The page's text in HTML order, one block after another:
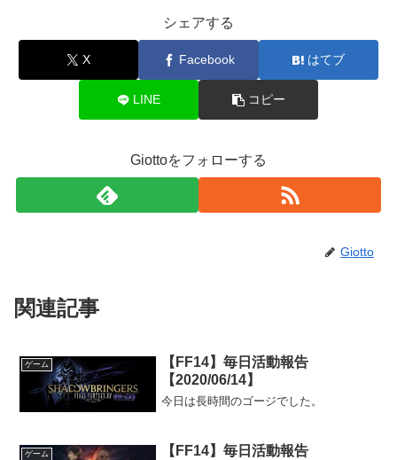
シェアする
X Facebook はてブ
LINE コピー
Giottoをフォローする
Giotto
関連記事
ゲーム
【FF14】毎日活動報告
【2020/06/14】
今日は長時間のゴージでした。
ゲーム
【FF14】毎日活動報告